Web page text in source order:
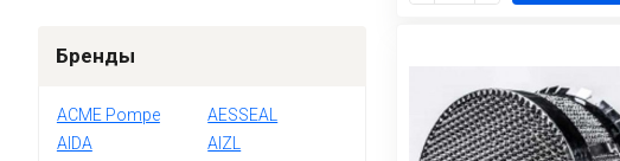
Бренды
ACME Pompe
AESSEAL
AIDA
AIZL